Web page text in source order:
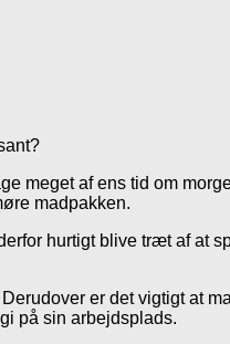
meget af ens tid om
madpakken.
hurtigt blive træt af at
er det vigtigt at
på sin arbejdsplads.